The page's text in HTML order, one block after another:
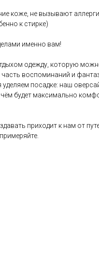
коже, не вызывают
к стирке)
именно вам!
одежду, которую
воспоминаний и
посадке: наш
будет максимально
приходит к нам от